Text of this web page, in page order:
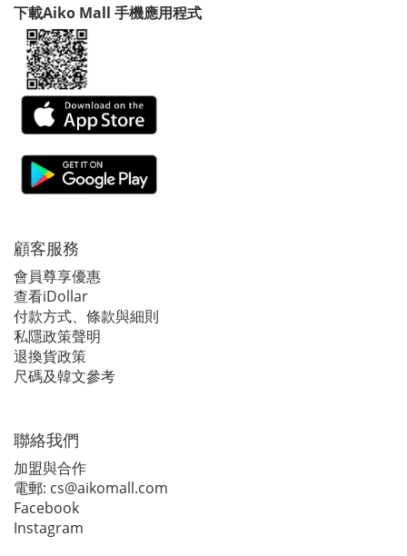
下載Aiko Mall 手機應用程式
顧客服務
會員尊享優惠
查看iDollar
付款方式、條款與細則
私隱政策聲明
退換貨政策
尺碼及韓文參考
聯絡我們
加盟與合作
電郵: cs@aikomall.com
Facebook
Instagram